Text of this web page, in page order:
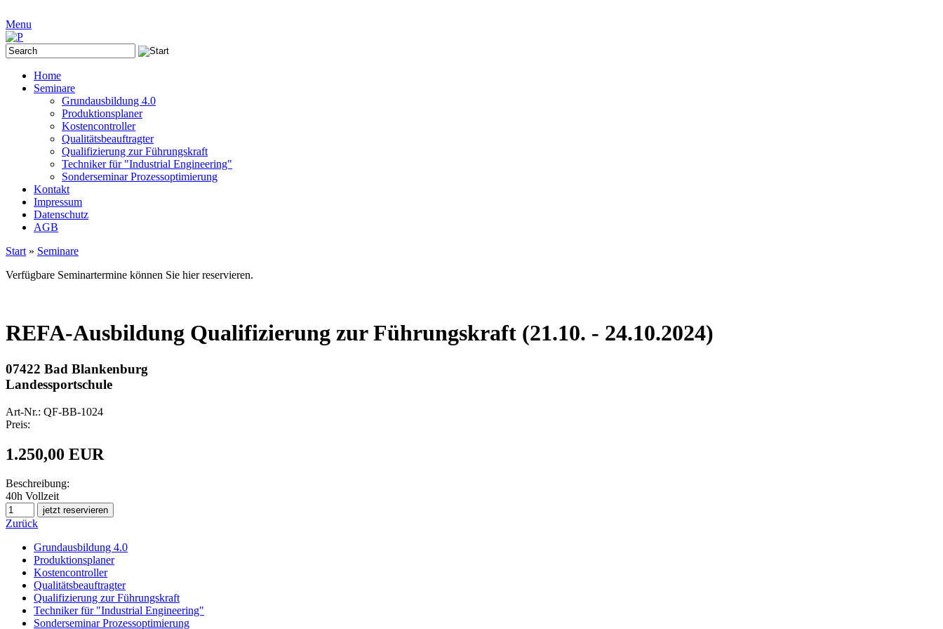
Menu
Home
Seminare
Grundausbildung 4.0
Produktionsplaner
Kostencontroller
Qualitätsbeauftragter
Qualifizierung zur Führungskraft
Techniker für "Industrial Engineering"
Sonderseminar Prozessoptimierung
Kontakt
Impressum
Datenschutz
AGB
Start » Seminare
Verfügbare Seminartermine können Sie hier reservieren.
REFA-Ausbildung Qualifizierung zur Führungskraft (21.10. - 24.10.2024)
07422 Bad Blankenburg
Landessportschule
Art-Nr.: QF-BB-1024
Preis:
1.250,00 EUR
Beschreibung:
40h Vollzeit
Zurück
Grundausbildung 4.0
Produktionsplaner
Kostencontroller
Qualitätsbeauftragter
Qualifizierung zur Führungskraft
Techniker für "Industrial Engineering"
Sonderseminar Prozessoptimierung